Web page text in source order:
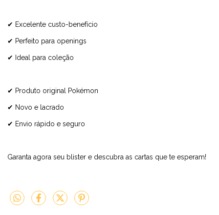
✔ Excelente custo-benefício
✔ Perfeito para openings
✔ Ideal para coleção
✔ Produto original Pokémon
✔ Novo e lacrado
✔ Envio rápido e seguro
Garanta agora seu blister e descubra as cartas que te esperam!